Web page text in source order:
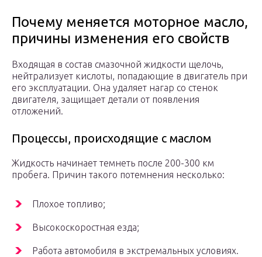
Почему меняется моторное масло,
причины изменения его свойств
Входящая в состав смазочной жидкости щелочь,
нейтрализует кислоты, попадающие в двигатель при
его эксплуатации. Она удаляет нагар со стенок
двигателя, защищает детали от появления
отложений.
Процессы, происходящие с маслом
Жидкость начинает темнеть после 200-300 км
пробега. Причин такого потемнения несколько:
Плохое топливо;
Высокоскоростная езда;
Работа автомобиля в экстремальных условиях.